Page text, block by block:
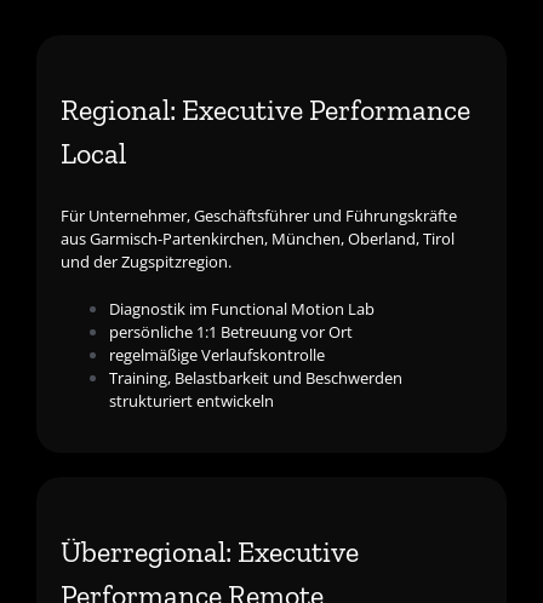
Regional: Executive Performance
Local
Für Unternehmer, Geschäftsführer und Führungskräfte
aus Garmisch-Partenkirchen, München, Oberland, Tirol
und der Zugspitzregion.
Diagnostik im Functional Motion Lab
persönliche 1:1 Betreuung vor Ort
regelmäßige Verlaufskontrolle
Training, Belastbarkeit und Beschwerden
strukturiert entwickeln
Überregional: Executive
Performance Remote